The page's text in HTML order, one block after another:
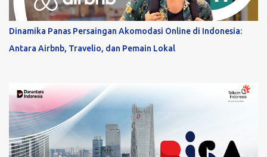
Dinamika Panas Persaingan Akomodasi Online di Indonesia:
Antara Airbnb, Travelio, dan Pemain Lokal